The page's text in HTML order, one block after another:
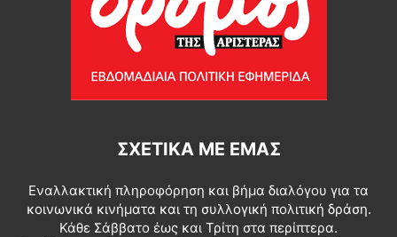
ΣΧΕΤΙΚΆ ΜΕ ΕΜΆΣ
Εναλλακτική πληροφόρηση και βήμα διαλόγου για τα
κοινωνικά κινήματα και τη συλλογική πολιτική δράση.
Κάθε Σάββατο έως και Τρίτη στα περίπτερα.